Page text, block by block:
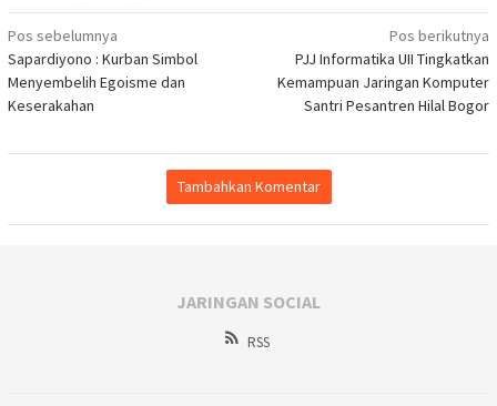
Navigasi
pos
Pos sebelumnya
Sapardiyono : Kurban Simbol
Menyembelih Egoisme dan
Keserakahan
Pos berikutnya
PJJ Informatika UII Tingkatkan
Kemampuan Jaringan Komputer
Santri Pesantren Hilal Bogor
Tambahkan Komentar
JARINGAN SOCIAL
RSS